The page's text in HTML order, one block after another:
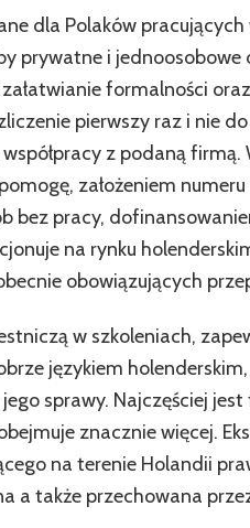
Wasylow
Advies
dla Polaków
prywatne i jednoosobowe
formalności
pierwszy raz i nie
z podaną firmą.
założeniem
bez pracy,
na rynku
obowiązujących
w szkoleniach,
językiem
sprawy. Najczęściej jest
znacznie więcej.
na terenie Holandii
a także przechowana